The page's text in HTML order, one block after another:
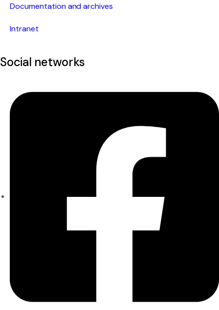
Documentation and archives
Intranet
Social networks